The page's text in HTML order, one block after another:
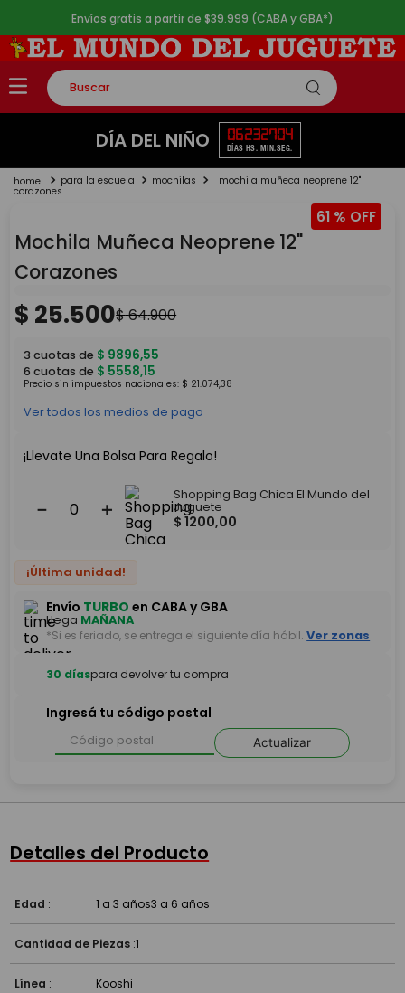
Envíos gratis a partir de $39.999 (CABA y GBA*)
Buscar
TÉRMINOS MÁS BUSCADOS
2.
lego
4.
monopatin
5. toy story
DÍA DEL NIÑO 06
DÍAS
23
HS.
27
MIN.
04
SEG.
para la escuela mochilas mochila muñeca neoprene 12"
corazones
61 %
Mochila Muñeca Neoprene 12"
Corazones
$ 25.500$64.900
3 cuotas de $ 9896,55
6 cuotas de $ 5558,15
Precio sin impuestos nacionales: $ 21.074,38
Ver todos los medios de pago
¡Llevate Una Bolsa Para Regalo!
＋
－
Shopping Bag Chica El Mundo del
Juguete
$ 1200,00
¡Última unidad!
Envío TURBO en CABA y GBA
Llega MAÑANA
*Si es feriado, se entrega el siguiente día hábil. Ver zonas
30 díaspara devolver tu compra
Ingresá tu código postal
Actualizar
Detalles del Producto
Edad : 1 a 3 años3 a 6 años
Cantidad de Piezas :1
Línea : Kooshi